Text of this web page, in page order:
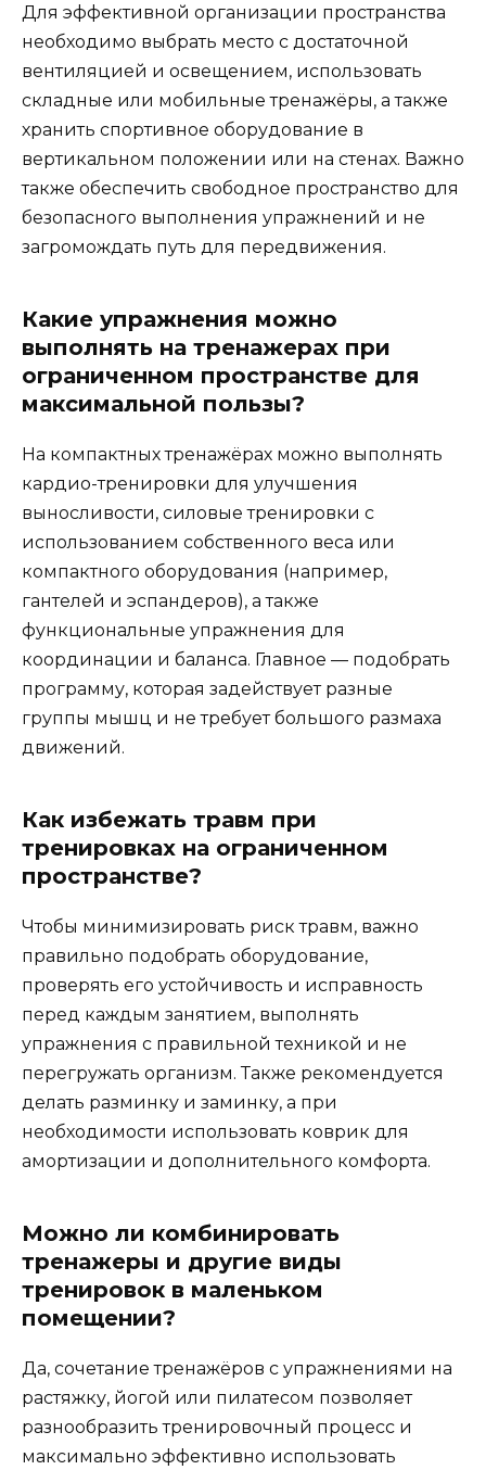
Для эффективной организации пространства
необходимо выбрать место с достаточной
вентиляцией и освещением, использовать
складные или мобильные тренажёры, а также
хранить спортивное оборудование в
вертикальном положении или на стенах. Важно
также обеспечить свободное пространство для
безопасного выполнения упражнений и не
загромождать путь для передвижения.
Какие упражнения можно
выполнять на тренажерах при
ограниченном пространстве для
максимальной пользы?
На компактных тренажёрах можно выполнять
кардио-тренировки для улучшения
выносливости, силовые тренировки с
использованием собственного веса или
компактного оборудования (например,
гантелей и эспандеров), а также
функциональные упражнения для
координации и баланса. Главное — подобрать
программу, которая задействует разные
группы мышц и не требует большого размаха
движений.
Как избежать травм при
тренировках на ограниченном
пространстве?
Чтобы минимизировать риск травм, важно
правильно подобрать оборудование,
проверять его устойчивость и исправность
перед каждым занятием, выполнять
упражнения с правильной техникой и не
перегружать организм. Также рекомендуется
делать разминку и заминку, а при
необходимости использовать коврик для
амортизации и дополнительного комфорта.
Можно ли комбинировать
тренажеры и другие виды
тренировок в маленьком
помещении?
Да, сочетание тренажёров с упражнениями на
растяжку, йогой или пилатесом позволяет
разнообразить тренировочный процесс и
максимально эффективно использовать